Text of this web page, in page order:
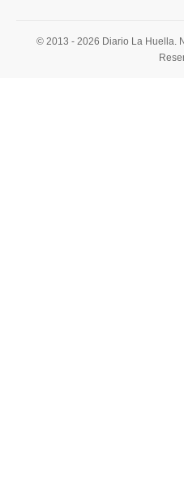
© 2013 - 2026 Diario La Huella.